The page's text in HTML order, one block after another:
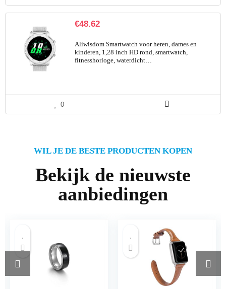
€48.62
Aliwisdom Smartwatch voor heren, dames en
kinderen, 1,28 inch HD rond, smartwatch,
fitnesshorloge, waterdicht…
0
WIL JE DE BESTE PRODUCTEN KOPEN
Bekijk de nieuwste
aanbiedingen